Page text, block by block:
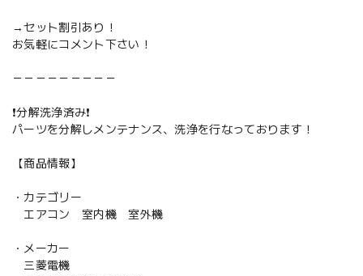
→セット割引あり！
お気軽にコメント下さい！
－－－－－－－－－
❗️分解洗浄済み❗️
パーツを分解しメンテナンス、洗浄を行なっております！
【商品情報】
・カテゴリー
エアコン 室内機 室外機
・メーカー
三菱電機